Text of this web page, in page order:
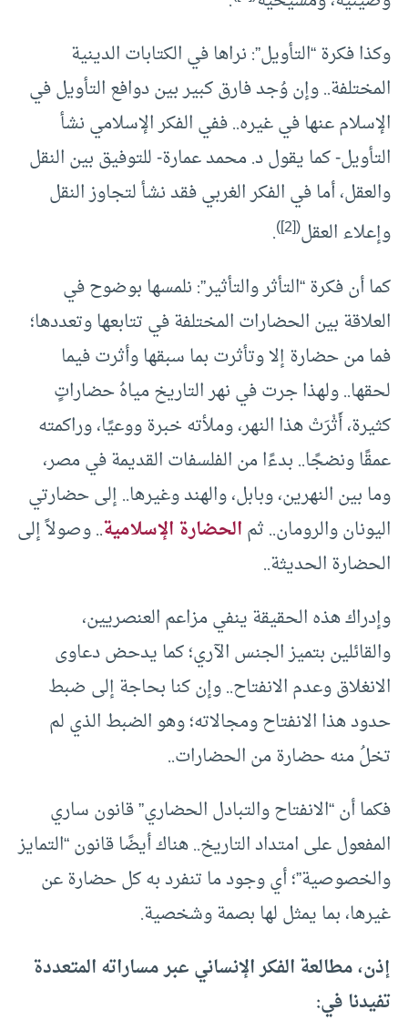
وكذا فكرة “التأويل”: نراها في الكتابات الدينية
المختلفة.. وإن وُجد فارق كبير بين دوافع التأويل في
الإسلام عنها في غيره.. ففي الفكر الإسلامي نشأ
التأويل- كما يقول د. محمد عمارة- للتوفيق بين النقل
والعقل، أما في الفكر الغربي فقد نشأ لتجاوز النقل
وإعلاء العقل(
[2]
)
.
كما أن فكرة “التأثر والتأثير”: نلمسها بوضوح في
العلاقة بين الحضارات المختلفة في تتابعها وتعددها؛
فما من حضارة إلا وتأثرت بما سبقها وأثرت فيما
لحقها.. ولهذا جرت في نهر التاريخ مياهُ حضاراتٍ
كثيرة، أَثْرَتْ هذا النهر، وملأته خبرة ووعيًا، وراكمته
عمقًا ونضجًا.. بدءًا من الفلسفات القديمة في مصر،
وما بين النهرين، وبابل، والهند وغيرها.. إلى حضارتي
اليونان والرومان.. ثمالحضارة الإسلامية.. وصولاً إلى
الحضارة الحديثة..
وإدراك هذه الحقيقة ينفي مزاعم العنصريين،
والقائلين بتميز الجنس الآري؛ كما يدحض دعاوى
الانغلاق وعدم الانفتاح.. وإن كنا بحاجة إلى ضبط
حدود هذا الانفتاح ومجالاته؛ وهو الضبط الذي لم
تخلُ منه حضارة من الحضارات..
فكما أن “الانفتاح والتبادل الحضاري” قانون ساري
المفعول على امتداد التاريخ.. هناك أيضًا قانون “التمايز
والخصوصية”؛ أي وجود ما تنفرد به كل حضارة عن
غيرها، بما يمثل لها بصمة وشخصية.
إذن، مطالعة الفكر الإنساني عبر مساراته المتعددة
تفيدنا في: